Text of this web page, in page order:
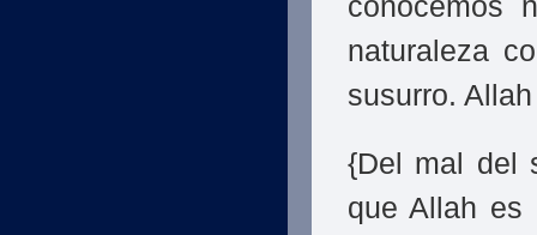
conocemos
naturaleza
susurro.
{Del mal del
que Allah es